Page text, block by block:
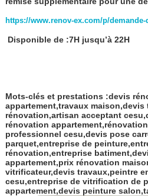
https://www.renov-ex.com/p/demande-
Disponible de :7H jusqu’à 22H
Mots-clés et prestations :devis
appartement,travaux maison,devis
rénovation,artisan acceptant
rénovation
professionnel cesu,devis pose
parquet,entreprise de
rénovation,entreprise
appartement,prix rénovation
vitrificateur,devis travaux,peintre
cesu,entreprise de vitrification de
appartement,devis peinture